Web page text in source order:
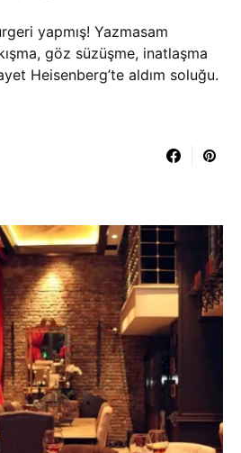
yapmış! Yazmasam
göz süzüşme, inatlaşma
Heisenberg’te aldım soluğu.